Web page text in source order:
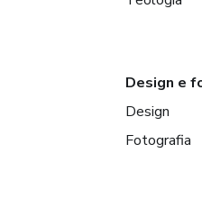
Design e
Design
Fotografia